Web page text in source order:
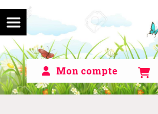
Mon compte